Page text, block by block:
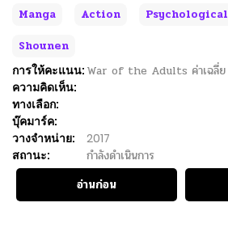
Manga Action Psychological
Shounen
การให้คะแนน: War of the Adults ค่าเฉลี่ย
ความคิดเห็น:
ทางเลือก:
บุ๊คมาร์ค:
วางจำหน่าย:
2017
สถานะ:
กำลังดำเนินการ
อ่านก่อน